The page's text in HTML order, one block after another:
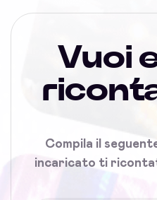
Vuoi
Compila il
incaricato ti